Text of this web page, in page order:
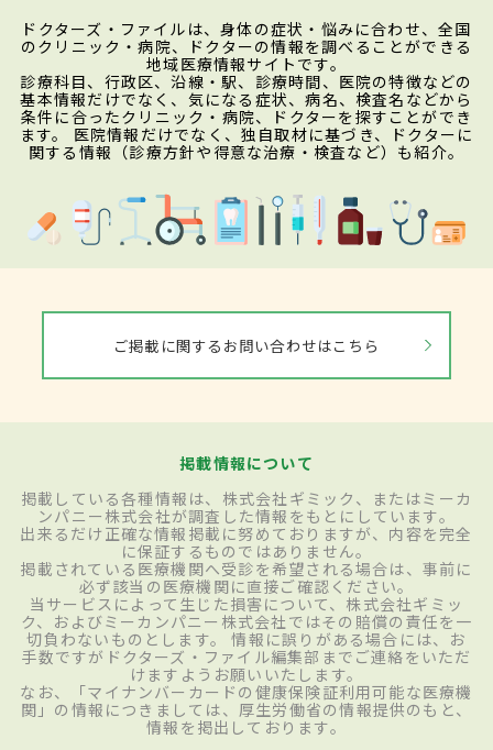
ドクターズ・ファイルは、身体の症状・悩みに合わせ、全国
のクリニック・病院、ドクターの情報を調べることができる
地域医療情報サイトです。
診療科目、行政区、沿線・駅、診療時間、医院の特徴などの
基本情報だけでなく、気になる症状、病名、検査名などから
条件に合ったクリニック・病院、ドクターを探すことができ
ます。 医院情報だけでなく、独自取材に基づき、ドクターに
関する情報（診療方針や得意な治療・検査など）も紹介。
ご掲載に関するお問い合わせはこちら
掲載情報について
掲載している各種情報は、株式会社ギミック、またはミーカ
ンパニー株式会社が調査した情報をもとにしています。
出来るだけ正確な情報掲載に努めておりますが、内容を完全
に保証するものではありません。
掲載されている医療機関へ受診を希望される場合は、事前に
必ず該当の医療機関に直接ご確認ください。
当サービスによって生じた損害について、株式会社ギミッ
ク、およびミーカンパニー株式会社ではその賠償の責任を一
切負わないものとします。 情報に誤りがある場合には、お
手数ですがドクターズ・ファイル編集部までご連絡をいただ
けますようお願いいたします。
なお、「マイナンバーカードの健康保険証利用可能な医療機
関」の情報につきましては、厚生労働省の情報提供のもと、
情報を掲出しております。